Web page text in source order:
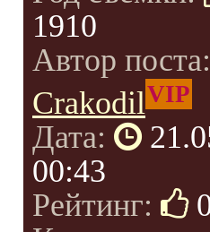
1910
Автор
CrakodilVIP
Дата:
00:43
Рейтинг: